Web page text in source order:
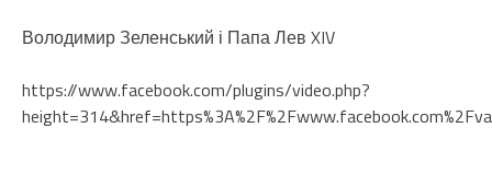
Володимир Зеленський і Папа Лев XIV
https://www.facebook.com/plugins/video.php?